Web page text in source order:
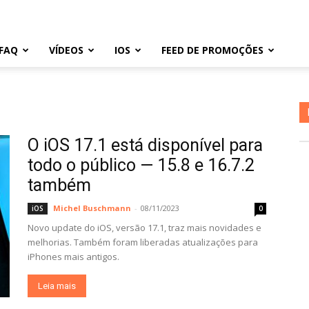
VÍDEOS IOS FEED DE PROMOÇÕES
O iOS 17.1 está disponível para
todo o público — 15.8 e 16.7.2
também
iOS Michel Buschmann - 08/11/2023 0
Novo update do iOS, versão 17.1, traz mais novidades e
melhorias. Também foram liberadas atualizações para
iPhones mais antigos.
Leia mais